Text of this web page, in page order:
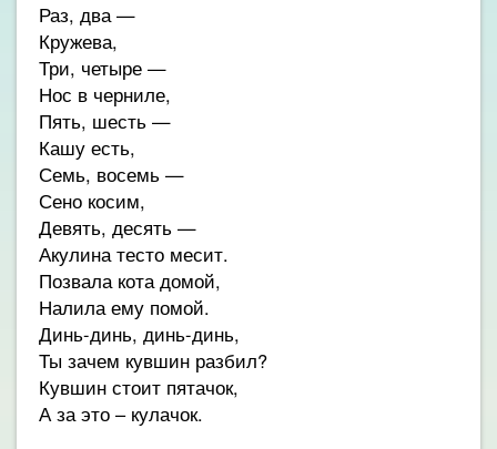
Раз, два —
Кружева,
Три, четыре —
Нос в черниле,
Пять, шесть —
Кашу есть,
Семь, восемь —
Сено косим,
Девять, десять —
Акулина тесто месит.
Позвала кота домой,
Налила ему помой.
Динь-динь, динь-динь,
Ты зачем кувшин разбил?
Кувшин стоит пятачок,
А за это – кулачок.